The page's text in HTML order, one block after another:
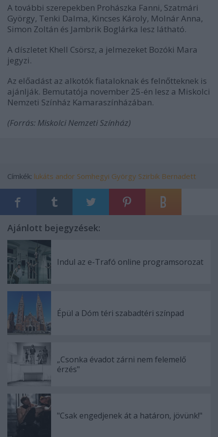
A további szerepekben Prohászka Fanni, Szatmári
György, Tenki Dalma, Kincses Károly, Molnár Anna,
Simon Zoltán és Jambrik Boglárka lesz látható.
A díszletet Khell Csörsz, a jelmezeket Bozóki Mara
jegyzi.
Az előadást az alkotók fiataloknak és felnőtteknek is
ajánlják. Bemutatója november 25-én lesz a Miskolci
Nemzeti Színház Kamaraszínházában.
(Forrás: Miskolci Nemzeti Színház)
Címkék: lukáts andor Somhegyi György Szirbik Bernadett
Ajánlott bejegyzések:
Indul az e-Trafó online programsorozat
Épül a Dóm téri szabadtéri színpad
„Csonka évadot zárni nem felemelő
érzés"
"Csak engedjenek át a határon, jövünk!"